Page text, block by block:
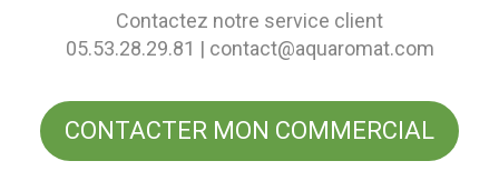
Contactez notre service client
05.53.28.29.81 | contact@aquaromat.com
CONTACTER MON COMMERCIAL